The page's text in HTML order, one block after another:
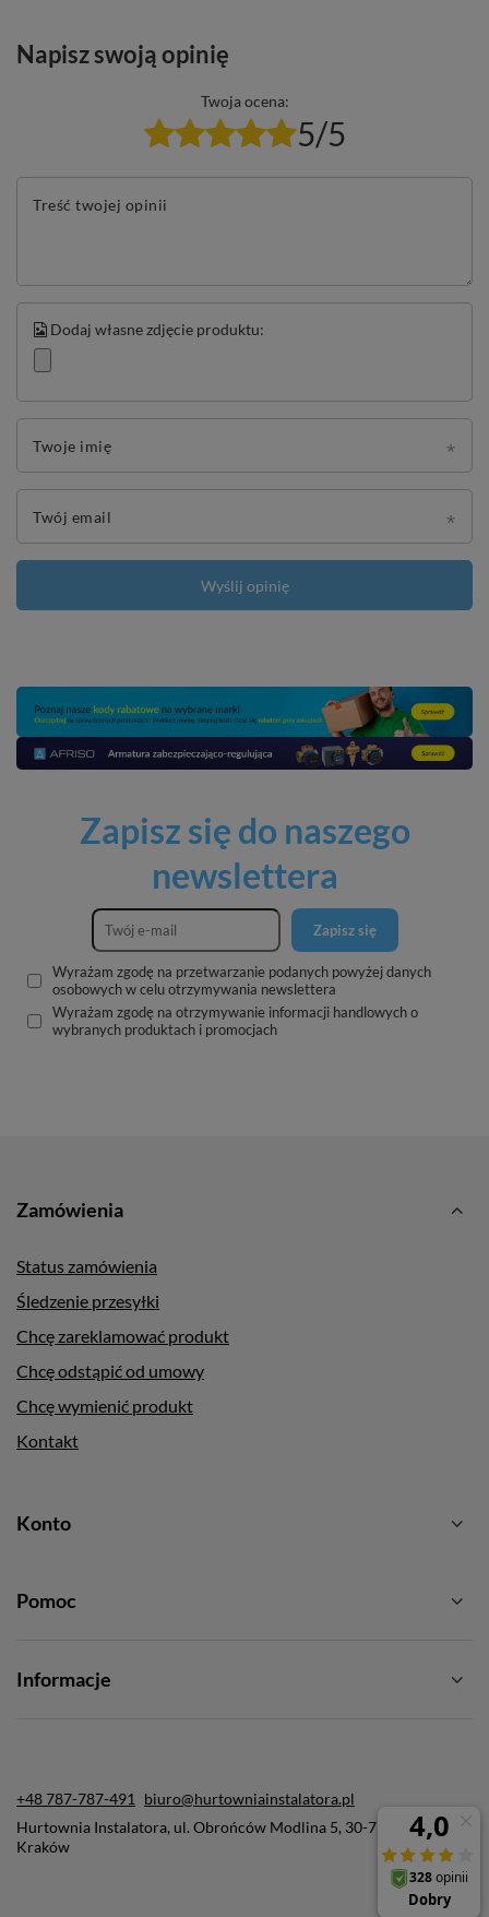
Napisz swoją opinię
Twoja ocena:
5/5
Treść twojej opinii
Dodaj własne zdjęcie produktu:
Twoje imię
Twój email
Wyślij opinię
Zapisz się do naszego
newslettera
Zapisz się
Wyrażam zgodę na przetwarzanie podanych powyżej danych
osobowych w celu otrzymywania newslettera
Wyrażam zgodę na otrzymywanie informacji handlowych o
wybranych produktach i promocjach
Zamówienia
Status zamówienia
Śledzenie przesyłki
Chcę zareklamować produkt
Chcę odstąpić od umowy
Chcę wymienić produkt
Kontakt
Konto
Pomoc
Informacje
+48 787-787-491 biuro@hurtowniainstalatora.pl
Hurtownia Instalatora, ul. Obrońców Modlina 5, 30-733
Kraków